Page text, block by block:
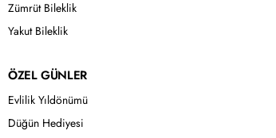
Zümrüt Bileklik
Yakut Bileklik
ÖZEL GÜNLER
Evlilik Yıldönümü
Düğün Hediyesi